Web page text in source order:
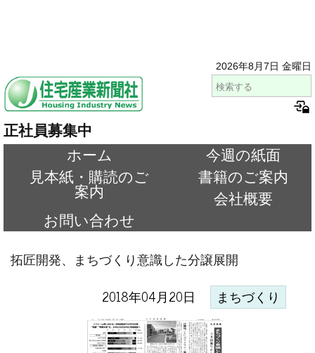
2026年8月7日 金曜日
正社員募集中
ホーム
今週の紙面
見本紙・購読のご
案内
書籍のご案内
会社概要
お問い合わせ
拓匠開発、まちづくり意識した分譲展開
2018年04月20日 まちづくり